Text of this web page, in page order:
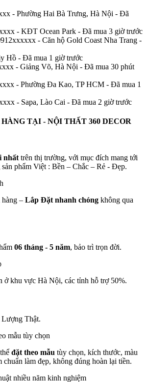
- Phường Hai Bà Trưng, Hà Nội - Đã
- KĐT Ocean Park - Đã mua 3 giờ trước
- Căn hộ Gold Coast Nha Trang -
Hồ - Đã mua 1 giờ trước
- Giảng Võ, Hà Nội - Đã mua 30 phút
- Phường Đa Kao, TP HCM - Đã mua 1
- Sapa, Lào Cai - Đã mua 2 giờ trước
TẠI - NỘI THẤT 360 DECOR
nhất trên thị trường, với mục đích mang tới
phẩm Việt : Bền – Chắc – Rẻ - Đẹp.
– Lắp Đặt nhanh chóng không qua
06 tháng - 5 năm, bảo trì trọn đời.
ở khu vực Hà Nội, các tỉnh hỗ trợ 50%.
Lượng Thật.
đặt theo mẫu tùy chọn, kích thước, màu
chuẩn làm đẹp, không đúng hoàn lại tiền.